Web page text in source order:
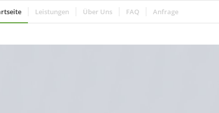
Leistungen Über Uns FAQ Anfrage